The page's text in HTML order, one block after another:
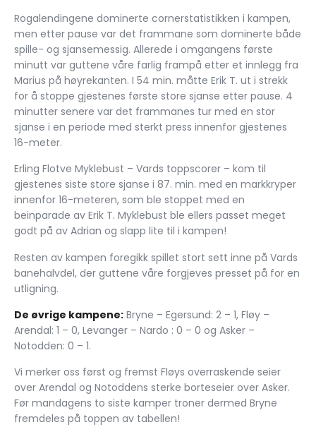
Rogalendingene dominerte cornerstatistikken i kampen,
men etter pause var det frammane som dominerte både
spille- og sjansemessig. Allerede i omgangens første
minutt var guttene våre farlig frampå etter et innlegg fra
Marius på høyrekanten. I 54 min. måtte Erik T. ut i strekk
for å stoppe gjestenes første store sjanse etter pause. 4
minutter senere var det frammanes tur med en stor
sjanse i en periode med sterkt press innenfor gjestenes
16-meter.
Erling Flotve Myklebust – Vards toppscorer – kom til
gjestenes siste store sjanse i 87. min. med en markkryper
innenfor 16-meteren, som ble stoppet med en
beinparade av Erik T. Myklebust ble ellers passet meget
godt på av Adrian og slapp lite til i kampen!
Resten av kampen foregikk spillet stort sett inne på Vards
banehalvdel, der guttene våre forgjeves presset på for en
utligning.
De øvrige kampene: Bryne – Egersund: 2 – 1, Fløy –
Arendal: 1 – 0, Levanger – Nardo : 0 – 0 og Asker –
Notodden: 0 – 1.
Vi merker oss først og fremst Fløys overraskende seier
over Arendal og Notoddens sterke borteseier over Asker.
Før mandagens to siste kamper troner dermed Bryne
fremdeles på toppen av tabellen!